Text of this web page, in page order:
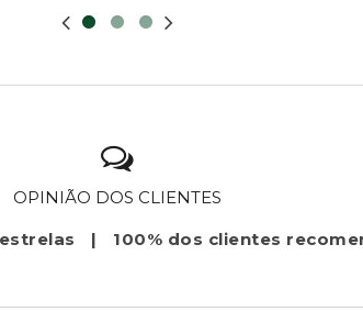
OPINIÃO DOS CLIENTES
| 100% dos clientes